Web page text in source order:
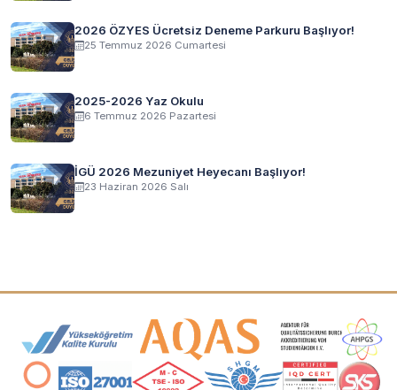
2026 ÖZYES Ücretsiz Deneme Parkuru Başlıyor!
25 Temmuz 2026 Cumartesi
2025-2026 Yaz Okulu
6 Temmuz 2026 Pazartesi
İGÜ 2026 Mezuniyet Heyecanı Başlıyor!
23 Haziran 2026 Salı
Akreditasyon ve Üyelik Logoları